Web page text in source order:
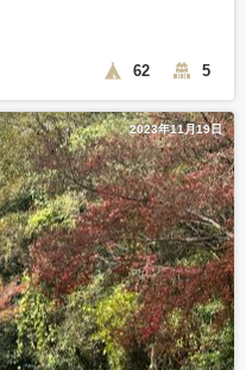
62 5
2023年11月19日